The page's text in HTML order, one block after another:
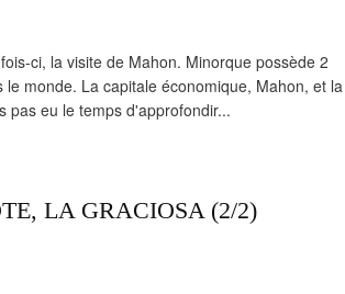
ci, la visite de Mahon. Minorque possède 2
monde. La capitale économique, Mahon, et la
pas eu le temps d'approfondir...
LA GRACIOSA (2/2)